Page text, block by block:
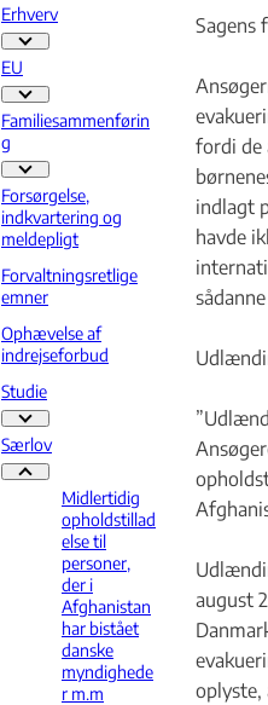
Erhverv
Erhverv - Flere links
EU
EU - Flere links
Familiesammenførin
g
Familiesammenføring - Flere links
Forsørgelse,
indkvartering og
meldepligt
Forvaltningsretlige
emner
Ophævelse af
indrejseforbud
Studie
Studie - Flere links
Særlov
Særlov - Flere links
Midlertidig
opholdstillad
else til
personer,
der i
Afghanistan
har bistået
danske
myndighede
r m.m
Sagens
fordi de
indlagt
havde
august
oplyste,